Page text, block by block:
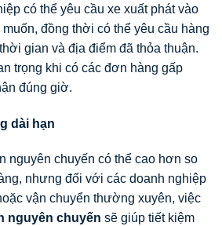
có thể yêu cầu xe xuất phát vào
đồng thời có thể yêu cầu hàng
gian và địa điểm đã thỏa thuận.
trọng khi có các đơn hàng gấp
đúng giờ.
dài hạn
nguyên chuyến có thể cao hơn so
nhưng đối với các doanh nghiệp
vận chuyển thường xuyên, việc
nguyên chuyến sẽ giúp tiết kiệm